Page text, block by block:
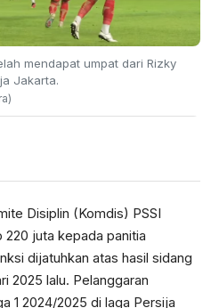
mendapat umpat dari Rizky
Jakarta.
Disiplin (Komdis) PSSI
juta kepada panitia
dijatuhkan atas hasil sidang
2025 lalu. Pelanggaran
1 2024/2025 di laga Persija